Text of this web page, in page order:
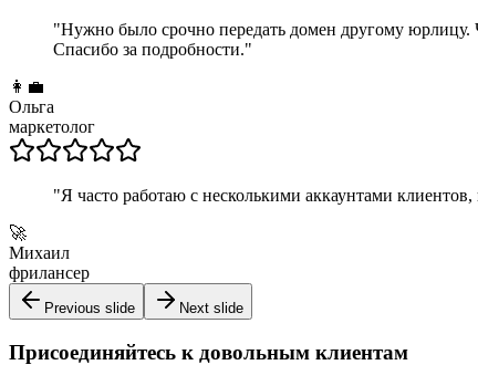
"Нужно было срочно передать домен другому юрлицу.
Спасибо за подробности."
👩‍💼
Ольга
маркетолог
"Я часто работаю с несколькими аккаунтами
🚀
Михаил
фрилансер
Previous slide Next slide
Присоединяйтесь к довольным клиентам